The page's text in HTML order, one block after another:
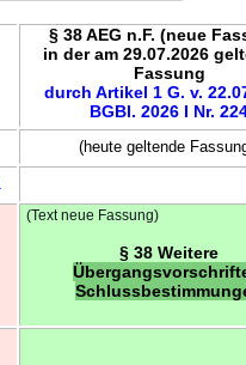
§ 38 AEG n.F. (neue
in der am 29.07.2026
Fassung
durch Artikel 1 G. v.
BGBl. 2026 I Nr.
(heute geltende
(Text neue Fassung)
§ 38 Weitere